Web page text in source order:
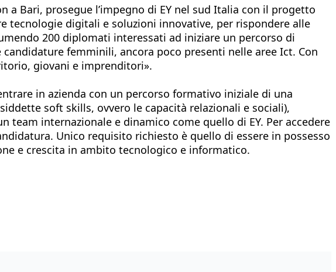
a Bari, prosegue l’impegno di EY nel sud Italia con il progetto
tecnologie digitali e soluzioni innovative, per rispondere alle
200 diplomati interessati ad iniziare un percorso di
femminili, ancora poco presenti nelle aree Ict. Con
giovani e imprenditori».
in azienda con un percorso formativo iniziale di una
soft skills, ovvero le capacità relazionali e sociali),
internazionale e dinamico come quello di EY. Per accedere
Unico requisito richiesto è quello di essere in possesso
e crescita in ambito tecnologico e informatico.